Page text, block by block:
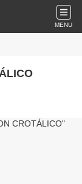
MENU